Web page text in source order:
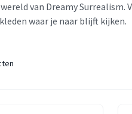
van Dreamy
waar je naar blijft kijken.